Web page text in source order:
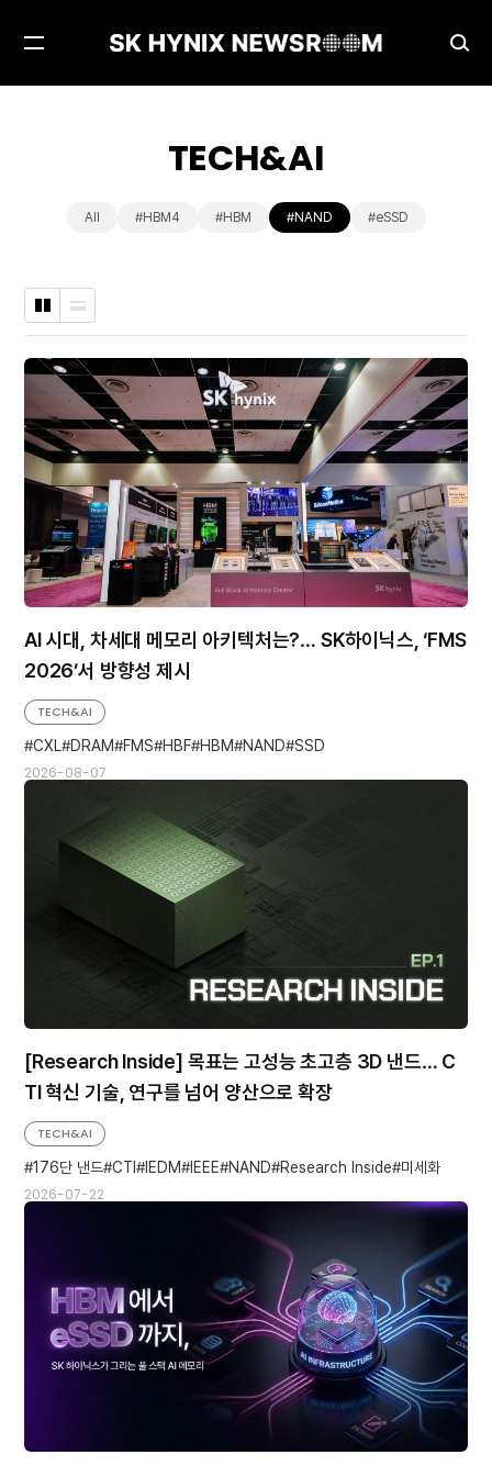
검
색
메
TECH&AI
All #HBM4 #HBM #NAND #eSSD
바
판
나
형
AI 시대, 차세대 메모리 아키텍처는?… SK하이닉스, ‘FMS
2026’서 방향성 제시
2026-08-07
TECH&AI
CXL DRAM FMS HBF HBM NAND SSD
[Research Inside] 목표는 고성능 초고층 3D 낸드… C
TI 혁신 기술, 연구를 넘어 양산으로 확장
2026-07-22
TECH&AI
176단 낸드 CTI IEDM IEEE NAND Research Inside 미세화